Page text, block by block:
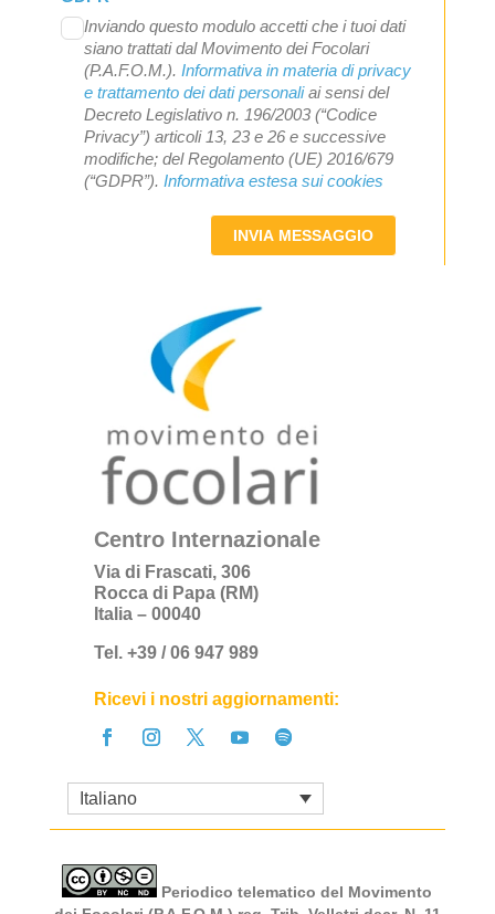
Inviando questo modulo accetti che i tuoi dati
siano trattati dal Movimento dei Focolari
(P.A.F.O.M.). Informativa in materia di privacy
e trattamento dei dati personaliai sensi del
Decreto Legislativo n. 196/2003 (“Codice
Privacy”) articoli 13, 23 e 26 e successive
modifiche; del Regolamento (UE) 2016/679
(“GDPR”). Informativa estesa sui cookies
INVIA MESSAGGIO
Centro Internazionale
Via di Frascati, 306
Rocca di Papa (RM)
Italia – 00040
Tel. +39 / 06 947 989
Ricevi i nostri aggiornamenti:
Italiano
Periodico telematico del Movimento